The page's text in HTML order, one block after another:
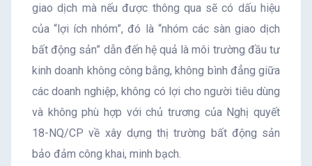
giao dịch mà nếu được thông qua sẽ có dấu hiệu
của “lợi ích nhóm”, đó là “nhóm các sàn giao dịch
bất động sản” dẫn đến hệ quả là môi trường đầu tư
kinh doanh không công bằng, không bình đẳng giữa
các doanh nghiệp, không có lợi cho người tiêu dùng
và không phù hợp với chủ trương của Nghị quyết
18-NQ/CP về xây dựng thị trường bất động sản
bảo đảm công khai, minh bạch.